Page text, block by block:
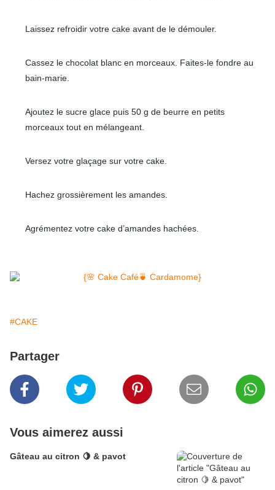
Laissez refroidir votre cake avant de le démouler.
Cassez le chocolat blanc en morceaux. Faites-le fondre au
bain-marie.
Ajoutez le sucre glace puis 50 g de beurre en petits
morceaux tout en mélangeant.
Versez votre glaçage sur votre cake.
Hachez grossièrement les amandes.
Agrémentez votre cake d’amandes hachées.
#CAKE
Partager
Vous aimerez aussi
Gâteau au citron 🍋 & pavot